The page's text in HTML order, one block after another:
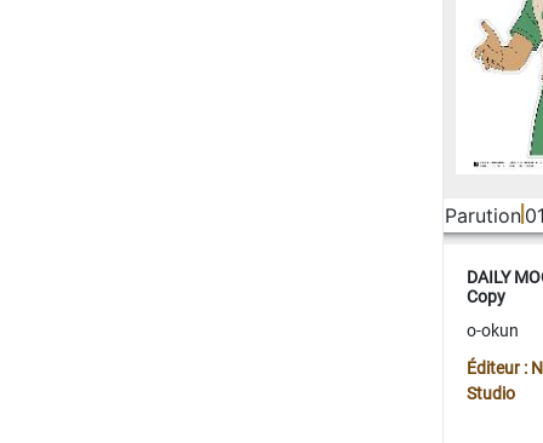
Parution
DAILY
Copy
o-okun
Éditeur :
Studio